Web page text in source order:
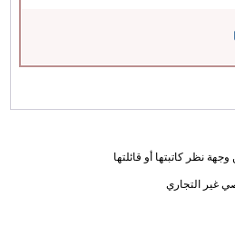
نظر كاتبتها أو قائلتها
غير التجاري